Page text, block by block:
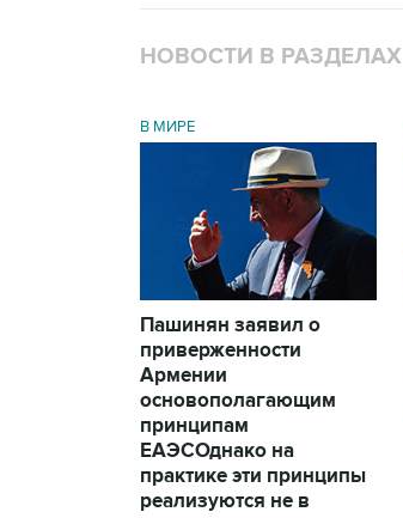
НОВОСТИ В РАЗДЕЛАХ
В МИРЕ
Пашинян заявил о
приверженности
Армении
основополагающим
принципам
ЕАЭСОднако на
практике эти принципы
реализуются не в